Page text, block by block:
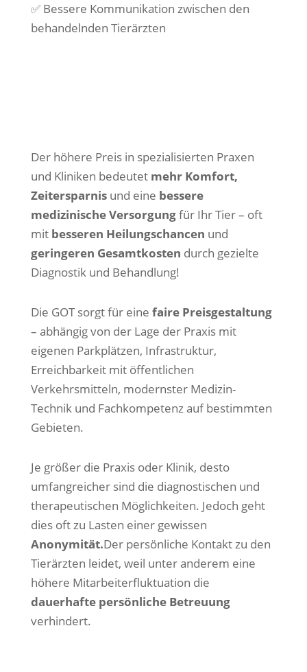
✅ Bessere Kommunikation zwischen den
behandelnden Tierärzten
Der höhere Preis in spezialisierten Praxen
und Kliniken bedeutet mehr Komfort,
Zeitersparnisund eine bessere
medizinische Versorgungfür Ihr Tier – oft
mit besseren Heilungschancen und
geringeren Gesamtkosten durch gezielte
Diagnostik und Behandlung!
Die GOT sorgt für eine faire Preisgestaltung
– abhängig von der Lage der Praxis mit
eigenen Parkplätzen, Infrastruktur,
Erreichbarkeit mit öffentlichen
Verkehrsmitteln, modernster Medizin-
Technik und Fachkompetenz auf bestimmten
Gebieten.
Je größer die Praxis oder Klinik, desto
umfangreicher sind die diagnostischen und
therapeutischen Möglichkeiten. Jedoch geht
dies oft zu Lasten einer gewissen
Anonymität.Der persönliche Kontakt zu den
Tierärzten leidet, weil unter anderem eine
höhere Mitarbeiterfluktuation die
dauerhafte persönliche Betreuung
verhindert.